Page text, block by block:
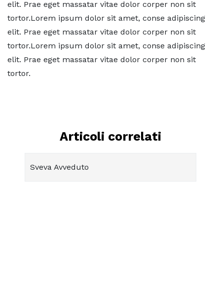
elit. Prae eget massatar vitae dolor corper non sit
tortor.Lorem ipsum dolor sit amet, conse adipiscing
elit. Prae eget massatar vitae dolor corper non sit
tortor.Lorem ipsum dolor sit amet, conse adipiscing
elit. Prae eget massatar vitae dolor corper non sit
tortor.
Articoli correlati
Sveva Avveduto